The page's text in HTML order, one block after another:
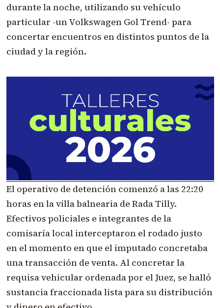
durante la noche, utilizando su vehículo
particular -un Volkswagen Gol Trend- para
concertar encuentros en distintos puntos de la
ciudad y la región.
El operativo de detención comenzó a las 22:20
horas en la villa balnearia de Rada Tilly.
Efectivos policiales e integrantes de la
comisaría local interceptaron el rodado justo
en el momento en que el imputado concretaba
una transacción de venta. Al concretar la
requisa vehicular ordenada por el Juez, se halló
sustancia fraccionada lista para su distribución